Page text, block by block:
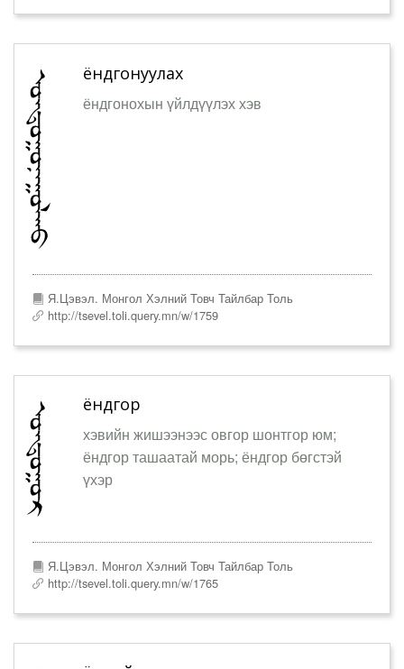
ёндгонуулах
ёндгонохын үйлдүүлэх хэв
Я.Цэвэл. Монгол Хэлний Товч Тайлбар Толь
http://tsevel.toli.query.mn/w/1759
ёндгор
хэвийн жишээнээс овгор шонтгор юм;
ёндгор ташаатай морь; ёндгор бөгстэй
үхэр
Я.Цэвэл. Монгол Хэлний Товч Тайлбар Толь
http://tsevel.toli.query.mn/w/1765